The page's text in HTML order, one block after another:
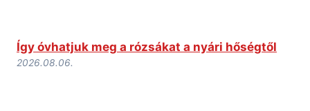
Így óvhatjuk meg a rózsákat a nyári hőségtől
2026.08.06.